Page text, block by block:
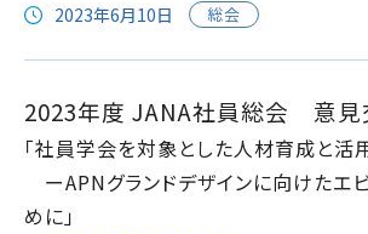
2023年6月10日 総会
2023年度 JANA社員総会 意見
「社員学会を対象とした人材育成と活
ーAPNグランドデザインに向けたエ
めに」